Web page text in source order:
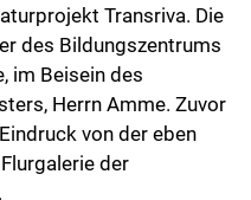
Transriva. Die
des Bildungszentrums
im Beisein des
Herrn Amme. Zuvor
von der eben
der